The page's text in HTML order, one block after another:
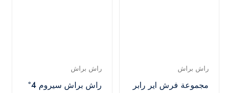
راش براش
مجموعة فرش اير رابر
راش براش
راش براش سيروم 4°